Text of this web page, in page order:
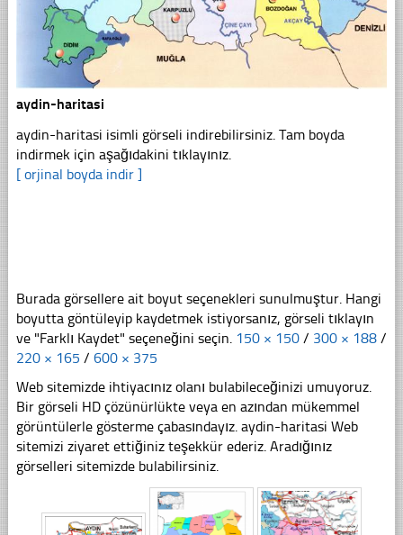
aydin-haritasi
aydin-haritasi isimli görseli indirebilirsiniz. Tam boyda
indirmek için aşağıdakini tıklayınız.
[ orjinal boyda indir ]
Burada görsellere ait boyut seçenekleri sunulmuştur. Hangi
boyutta göntüleyip kaydetmek istiyorsanız, görseli tıklayın
ve "Farklı Kaydet" seçeneğini seçin. 150 × 150 / 300 × 188 /
220 × 165 / 600 × 375
Web sitemizde ihtiyacınız olanı bulabileceğinizi umuyoruz.
Bir görseli HD çözünürlükte veya en azından mükemmel
görüntülerle gösterme çabasındayız. aydin-haritasi Web
sitemizi ziyaret ettiğiniz teşekkür ederiz. Aradığınız
görselleri sitemizde bulabilirsiniz.